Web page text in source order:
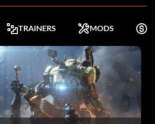
TRAINERS MODS